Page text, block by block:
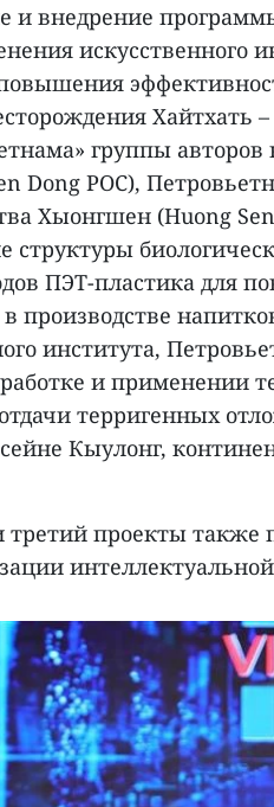
и внедрение
искусственного
Хайтхать
группы
Dong POC),
Хыонгшен (Huong
ПЭТ-пластика для
производстве
института,
и применении
терригенных
Кыулонг,
проекты также